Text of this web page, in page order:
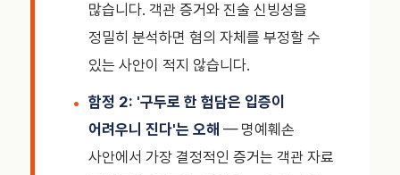
많습니다. 객관 증거와 진술 신빙성을
정밀히 분석하면 혐의 자체를 부정할 수
있는 사안이 적지 않습니다.
함정 2: '구두로 한 험담은 입증이
어려우니 진다'는 오해 — 명예훼손
사안에서 가장 결정적인 증거는 객관 자료